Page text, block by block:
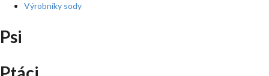
Výrobníky sody
Psi